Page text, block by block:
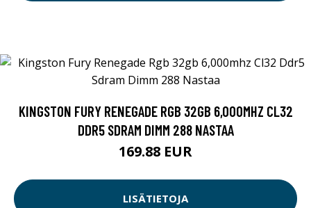
KINGSTON FURY RENEGADE RGB 32GB 6,000MHZ CL32
DDR5 SDRAM DIMM 288 NASTAA
169.88 EUR
LISÄTIETOJA